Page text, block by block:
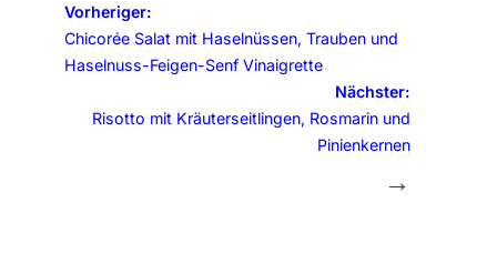
Vorheriger:
Chicorée Salat mit Haselnüssen, Trauben und
Haselnuss-Feigen-Senf Vinaigrette
Nächster:
Risotto mit Kräuterseitlingen, Rosmarin und
Pinienkernen
→